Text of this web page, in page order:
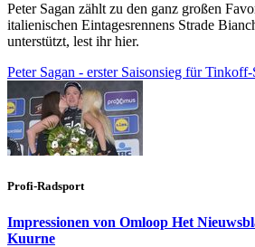
Peter Sagan zählt zu den ganz großen
italienischen Eintagesrennens Strade
unterstützt, lest ihr hier.
Peter Sagan - erster Saisonsieg für
Profi-Radsport
Impressionen von Omloop Het
Kuurne